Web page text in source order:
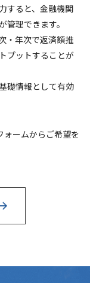
すると、金融機関
管理できます。
・年次で返済額推
プットすることが
礎情報として有効
ォームからご希望を